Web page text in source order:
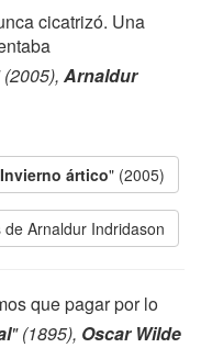
cicatrizó. Una
(2005), Arnaldur
Invierno ártico" (2005)
de Arnaldur Indridason
que pagar por lo
" (1895), Oscar Wilde